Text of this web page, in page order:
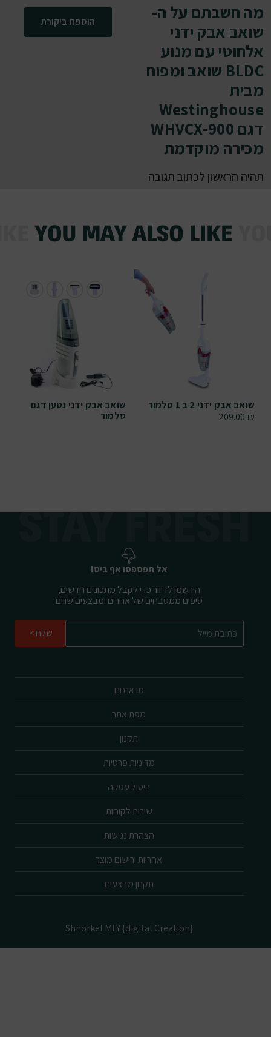
מה חשבתם על ה-
שואב אבק ידני
אלחוטי עם מנוע
BLDC שואב ומפוח
מבית
Westinghouse
דגם WHVCX-900
מכירה מוקדמת
תהיה הראשון לכתוב תגובה
הוספת ביקורת
שואב אבק ידני 2 ב 1 סלמור
209.00 ₪
שואב אבק ידני נטען דגם
סלמור
מי אנחנו
מפת אתר
תקנון
מדיניות פרטיות
ביטול עסקה
שירות לקוחות
הצהרת נגישות
אחריות ורישום מוצר
תקנון מבצעים
אל תפספסו אף ביס!
הירשמו לדיוור כדי לקבל מתכונים חדשים,
טיפים ממטבחים של אחרים ומבצעים שווים
שלח
Shnorkel MLY {digital Creation}